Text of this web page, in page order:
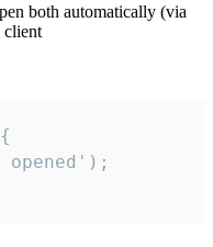
both automatically (via
client
opened');